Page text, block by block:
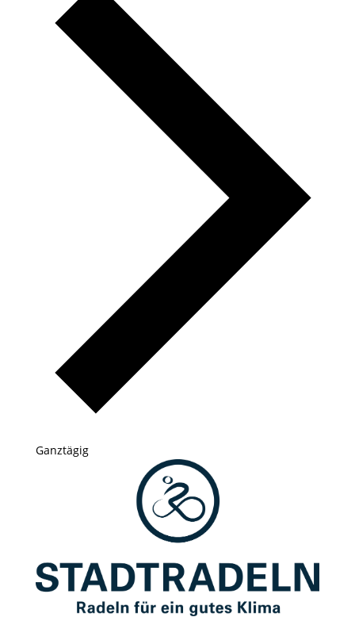
Ganztägig